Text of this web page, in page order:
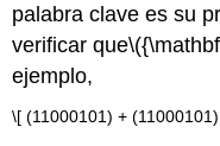
palabra clave es su
verificar que
ejemplo,
\[ (11000101) +